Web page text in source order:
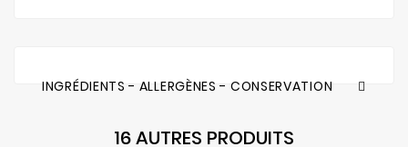
INGRÉDIENTS - ALLERGÈNES - CONSERVATION
16 AUTRES PRODUITS